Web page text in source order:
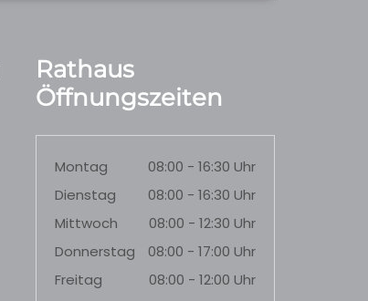
Rathaus
Öffnungszeiten
Montag
08:00 - 16:30 Uhr
Dienstag
08:00 - 16:30 Uhr
Mittwoch
08:00 - 12:30 Uhr
Donnerstag
08:00 - 17:00 Uhr
Freitag
08:00 - 12:00 Uhr